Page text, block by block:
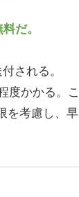
だ。
される。
度かかる。こ
を考慮し、早